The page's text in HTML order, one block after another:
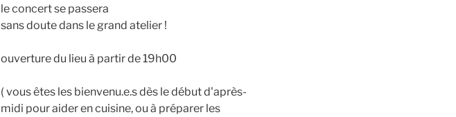
le concert se passera
sans doute dans le grand atelier !
ouverture du lieu à partir de 19h00
( vous êtes les bienvenu.e.s dès le début d'après-
midi pour aider en cuisine, ou à préparer les